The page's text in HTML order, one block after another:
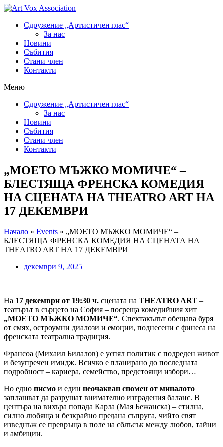
Сдружение „Артистичен глас“
За нас
Новини
Събития
Стани член
Контакти
Меню
Сдружение „Артистичен глас“
За нас
Новини
Събития
Стани член
Контакти
„МОЕТО МЪЖКО МОМИЧЕ“ –
БЛЕСТЯЩА ФРЕНСКА КОМЕДИЯ
НА СЦЕНАТА НА THEATRO ART НА
17 ДЕКЕМВРИ
Начало » Events » „МОЕТО МЪЖКО МОМИЧЕ“ –
БЛЕСТЯЩА ФРЕНСКА КОМЕДИЯ НА СЦЕНАТА НА
THEATRO ART НА 17 ДЕКЕМВРИ
декември 9, 2025
На 17 декември от 19:30 ч. сцената на THEATRO ART –
театърът в сърцето на София – посреща комедийния хит
„МОЕТО МЪЖКО МОМИЧЕ“. Спектакълът обещава буря
от смях, остроумни диалози и емоции, поднесени с финеса на
френската театрална традиция.
Франсоа (Михаил Билалов) е успял политик с подреден живот
и безупречен имидж. Всичко е планирано до последната
подробност – кариера, семейство, предстоящи избори…
Но едно писмо и един неочакван спомен от миналото
заплашват да разрушат внимателно изградения баланс. В
центъра на вихъра попада Карла (Мая Бежанска) – стилна,
силно любяща и безкрайно предана съпруга, чийто свят
изведнъж се превръща в поле на сблъсък между любов, тайни
и амбиции.